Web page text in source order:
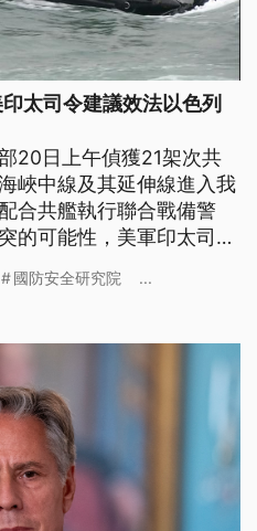
太司令建議效法以色列
20日上午偵獲21架次共
峽中線及其延伸線進入我
合共艦執行聯合戰備警
的可能性，美軍印太司令
不足，建議參考以色列面
國防安全研究院 ...